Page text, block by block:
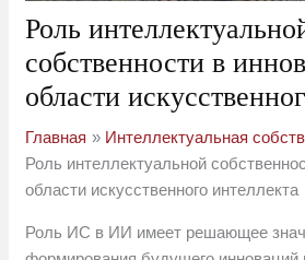
Роль
собственности в
области
Главная
Интеллектуальная
Роль интеллектуальной
области искусственного интеллекта
Роль ИС в ИИ имеет решающее